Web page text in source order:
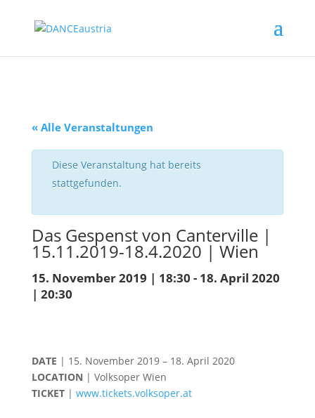
« Alle Veranstaltungen
Diese Veranstaltung hat bereits
stattgefunden.
Das Gespenst von Canterville |
15.11.2019-18.4.2020 | Wien
15. November 2019 | 18:30 - 18. April 2020
| 20:30
DATE | 15. November 2019 – 18. April 2020
LOCATION | Volksoper Wien
TICKET| www.tickets.volksoper.at